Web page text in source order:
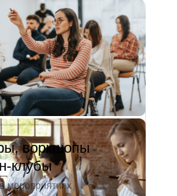
воркшопы
клубы
мероприятиях
пошла
Проработав в ней
нужно двигать...